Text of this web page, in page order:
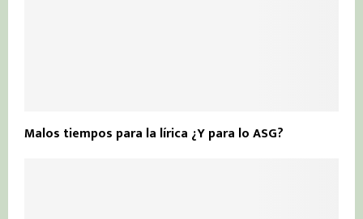
Malos tiempos para la lírica ¿Y para lo ASG?